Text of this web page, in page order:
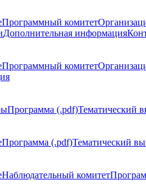
Программный комитет
Дополнительная информация
Программный комитет
Программа (.pdf)Тематический
Программа (.pdf)Тематический
Наблюдательный комитет